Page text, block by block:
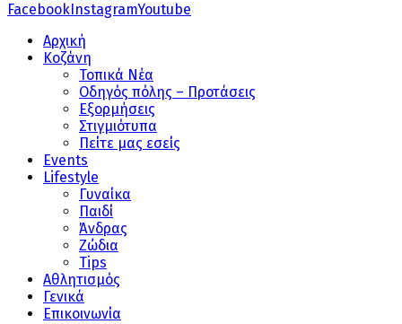
Facebook InstagramYoutube
Αρχική
Κοζάνη
Τοπικά Νέα
Οδηγός πόλης – Προτάσεις
Εξορμήσεις
Στιγμιότυπα
Πείτε μας εσείς
Events
Lifestyle
Γυναίκα
Παιδί
Άνδρας
Ζώδια
Tips
Αθλητισμός
Γενικά
Επικοινωνία